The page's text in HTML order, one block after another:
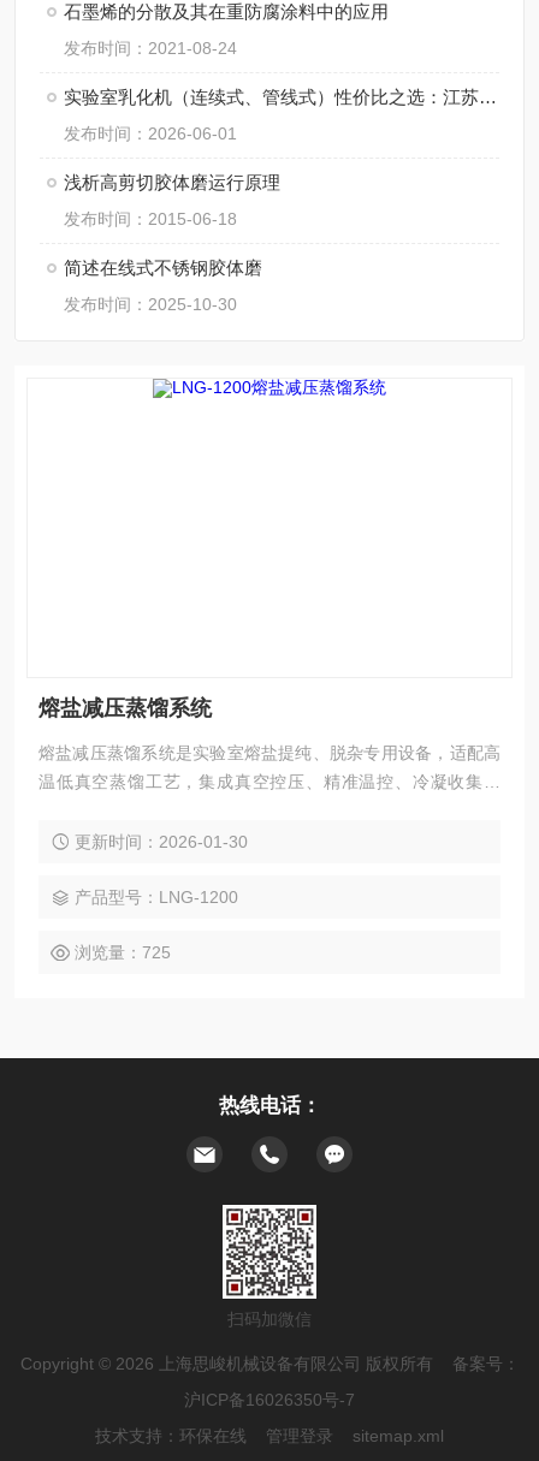
石墨烯的分散及其在重防腐涂料中的应用
发布时间：2021-08-24
实验室乳化机（连续式、管线式）性价比之选：江苏思峻如何平衡价格与 0.2 微米级乳化效果
发布时间：2026-06-01
浅析高剪切胶体磨运行原理
发布时间：2015-06-18
简述在线式不锈钢胶体磨
发布时间：2025-10-30
熔盐减压蒸馏系统
熔盐减压蒸馏系统是实验室熔盐提纯、脱杂专用设备，适配高
温低真空蒸馏工艺，集成真空控压、精准温控、冷凝收集模
集，满足小批量工艺研发与参数调试需求。
更新时间：2026-01-30
产品型号：LNG-1200
浏览量：725
热线电话：
扫码加微信
Copyright © 2026 上海思峻机械设备有限公司 版权所有 备案号：
沪ICP备16026350号-7
技术支持： 环保在线 管理登录 sitemap.xml